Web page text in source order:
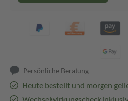
Persönliche Beratung
Heute bestellt und morgen
Wechselwirkungscheck